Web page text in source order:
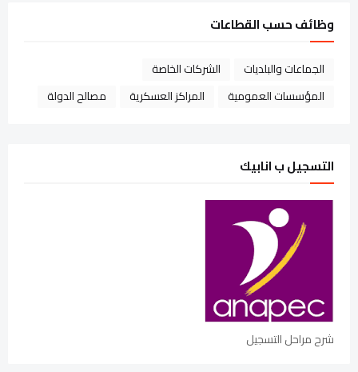
وظائف حسب القطاعات
الجماعات والبلديات
الشركات الخاصة
المؤسسات العمومية
المراكز العسكرية مصالح الدولة
التسجيل ب انابيك
شرح مراحل التسجيل